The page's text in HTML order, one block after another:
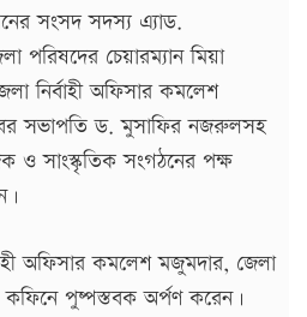
সংসদ সদস্য এ্যাড.
পরিষদের চেয়ারম্যান মিয়া
নির্বাহী অফিসার কমলেশ
সভাপতি ড. মুসাফির নজরুলসহ
ও সাংস্কৃতিক সংগঠনের পক্ষ
অফিসার কমলেশ মজুমদার, জেলা
কফিনে পুষ্পস্তবক অর্পণ করেন।